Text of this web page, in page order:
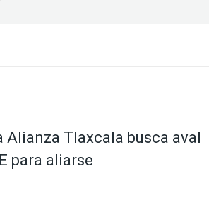
Alianza Tlaxcala busca aval
para aliarse